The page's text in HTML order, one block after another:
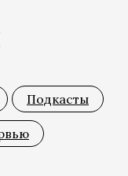
Подкасты